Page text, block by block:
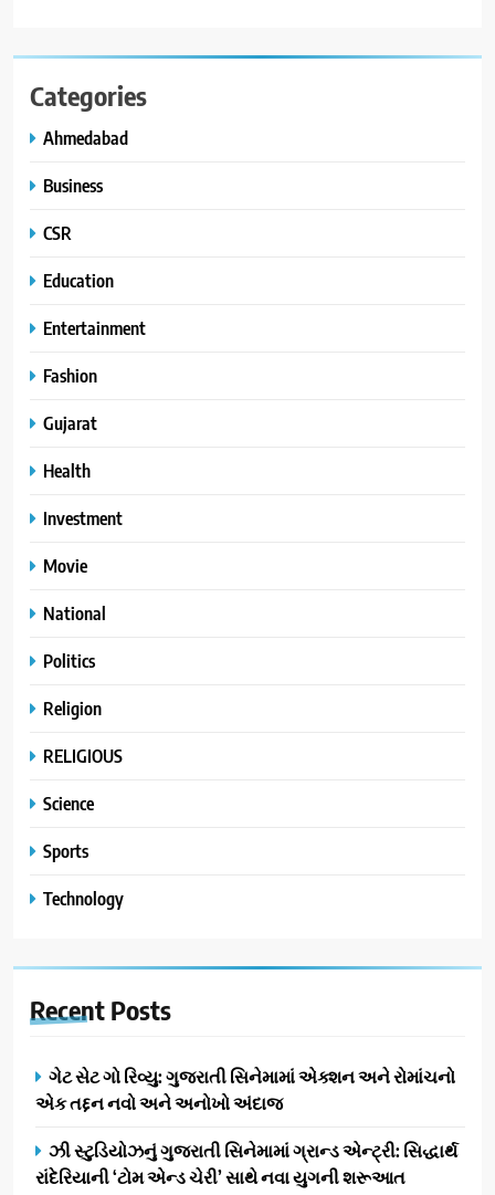
Categories
Ahmedabad
Business
CSR
Education
Entertainment
Fashion
Gujarat
Health
Investment
Movie
National
Politics
Religion
RELIGIOUS
Science
Sports
Technology
Recent Posts
ગેટ સેટ ગો રિવ્યુ: ગુજરાતી સિનેમામાં એક્શન અને રોમાંચનો
એક તદ્દન નવો અને અનોખો અંદાજ
ઝી સ્ટુડિયોઝનું ગુજરાતી સિનેમામાં ગ્રાન્ડ એન્ટ્રી: સિદ્ધાર્થ
રાંદેરિયાની ‘ટોમ એન્ડ ચેરી’ સાથે નવા યુગની શરૂઆત